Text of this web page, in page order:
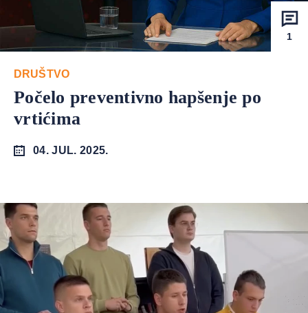
1
DRUŠTVO
Počelo preventivno hapšenje po
vrtićima
04. JUL. 2025.